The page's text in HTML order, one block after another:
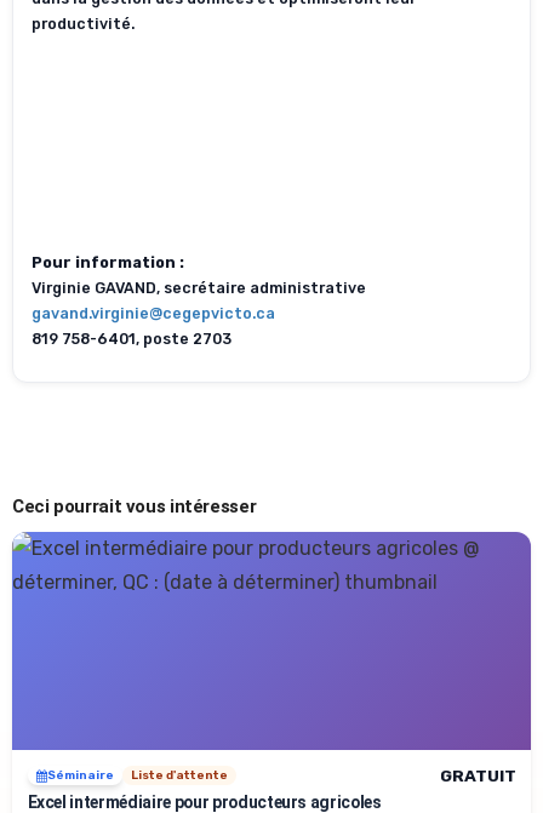
productivité.
Pour information :
Virginie GAVAND, secrétaire administrative
gavand.virginie@cegepvicto.ca
819 758-6401, poste 2703
Ceci pourrait vous intéresser
Séminaire Liste d'attente
GRATUIT
Excel intermédiaire pour producteurs agricoles